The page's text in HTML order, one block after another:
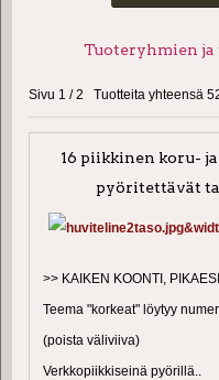
Tuoteryhmien ja
Sivu 1 / 2 Tuotteita yhteensä
16 piikkinen koru-
pyöritettävät
>> KAIKEN KOONTI,
Teema "korkeat" löytyy
(poista väliviiva)
Verkkopiikkiseinä pyörillä..